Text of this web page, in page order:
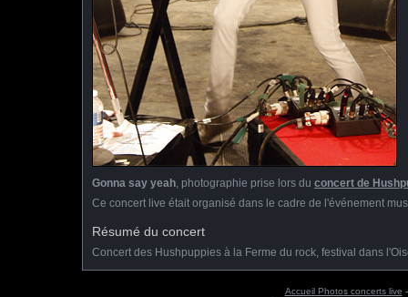
Gonna say yeah, photographie prise lors du concert de
Ce concert live était organisé dans le cadre de l'événement
Résumé du concert
Concert des Hushpuppies à la Ferme du rock, festival dans
Accueil Photos concerts live